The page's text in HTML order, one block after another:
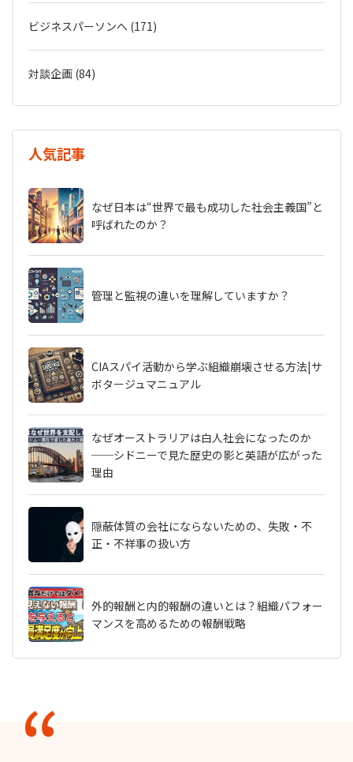
ビジネスパーソンへ (171)
対談企画 (84)
人気記事
なぜ日本は“世界で最も成功した社会主義国”と
呼ばれたのか？
管理と監視の違いを理解していますか？
CIAスパイ活動から学ぶ組織崩壊させる方法|サ
ボタージュマニュアル
なぜオーストラリアは白人社会になったのか
──シドニーで見た歴史の影と英語が広がった
理由
隠蔽体質の会社にならないための、失敗・不
正・不祥事の扱い方
外的報酬と内的報酬の違いとは？組織パフォー
マンスを高めるための報酬戦略